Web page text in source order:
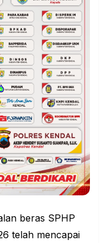
beras SPHP
telah mencapai